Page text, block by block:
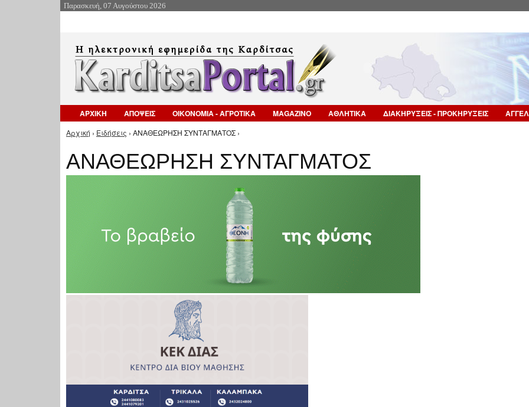
Παρασκευή, 07 Αυγούστου 2026
ΑΡΧΙΚΗ ΑΠΟΨΕΙΣ ΟΙΚΟΝΟΜΙΑ - ΑΓΡΟΤΙΚΑ MAGAZINO ΑΘΛΗΤΙΚΑ ΔΙΑΚΗΡΥΞΕΙΣ - ΠΡΟΚΗΡΥΞΕΙΣ
Είστε εδώ
Αρχική › Ειδήσεις › ΑΝΑΘΕΩΡΗΣΗ ΣΥΝΤΑΓΜΑΤΟΣ ›
ΑΝΑΘΕΩΡΗΣΗ ΣΥΝΤΑΓΜΑΤΟΣ